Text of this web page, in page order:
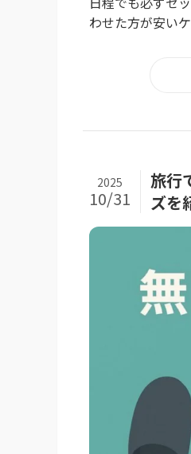
わせた方が安い
旅行
ズを
2025
10/31